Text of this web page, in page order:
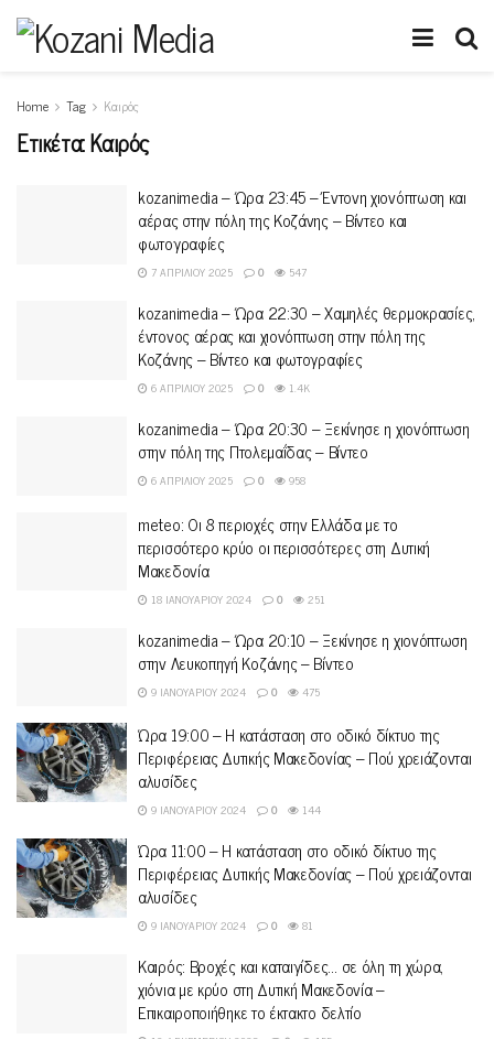
Home Tag Καιρός
Ετικέτα:Καιρός
kozanimedia – Ώρα 23:45 – Έντονη χιονόπτωση και
αέρας στην πόλη της Κοζάνης – Βίντεο και
φωτογραφίες
7 ΑΠΡΙΛΊΟΥ 2025 0 547
kozanimedia – Ώρα 22:30 – Χαμηλές θερμοκρασίες,
έντονος αέρας και χιονόπτωση στην πόλη της
Κοζάνης – Βίντεο και φωτογραφίες
6 ΑΠΡΙΛΊΟΥ 2025 0 1.4K
kozanimedia – Ώρα 20:30 – Ξεκίνησε η χιονόπτωση
στην πόλη της Πτολεμαΐδας – Βίντεο
6 ΑΠΡΙΛΊΟΥ 2025 0 958
meteo: Οι 8 περιοχές στην Ελλάδα με το
περισσότερο κρύο οι περισσότερες στη Δυτική
Μακεδονία
18 ΙΑΝΟΥΑΡΊΟΥ 2024 0 251
kozanimedia – Ώρα 20:10 – Ξεκίνησε η χιονόπτωση
στην Λευκοπηγή Κοζάνης – Βίντεο
9 ΙΑΝΟΥΑΡΊΟΥ 2024 0 475
Ώρα 19:00 – Η κατάσταση στο οδικό δίκτυο της
Περιφέρειας Δυτικής Μακεδονίας – Πού χρειάζονται
αλυσίδες
9 ΙΑΝΟΥΑΡΊΟΥ 2024 0 144
Ώρα 11:00 – Η κατάσταση στο οδικό δίκτυο της
Περιφέρειας Δυτικής Μακεδονίας – Πού χρειάζονται
αλυσίδες
9 ΙΑΝΟΥΑΡΊΟΥ 2024 0 81
Καιρός: Βροχές και καταιγίδες… σε όλη τη χώρα,
χιόνια με κρύο στη Δυτική Μακεδονία –
Επικαιροποιήθηκε το έκτακτο δελτίο